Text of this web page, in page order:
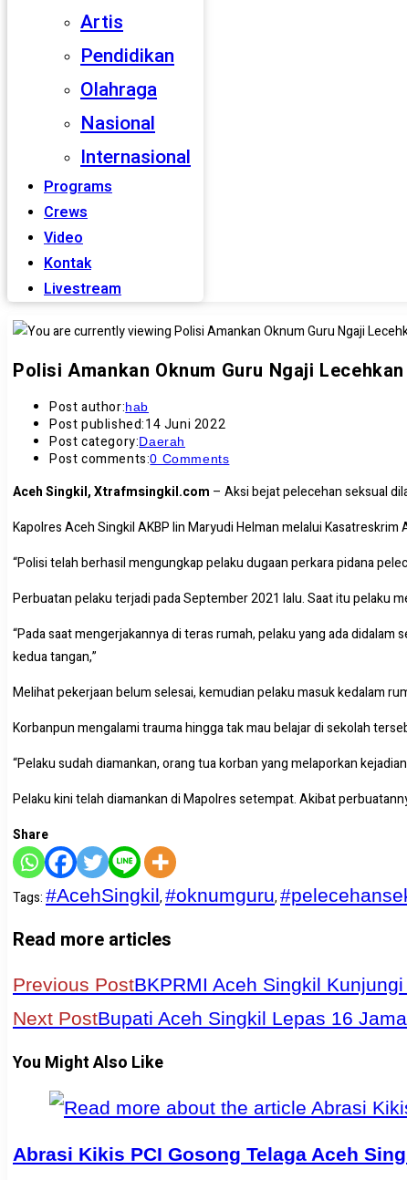
Artis
Pendidikan
Olahraga
Nasional
Internasional
Programs
Crews
Video
Kontak
Livestream
Polisi Amankan Oknum Guru Ngaji
Post author:hab
Post published:14 Juni 2022
Post category:Daerah
Post comments:0 Comments
Aceh Singkil, Xtrafmsingkil.com – Aksi bejat pelecehan seksual
Kapolres Aceh Singkil AKBP Iin Maryudi Helman melalui
“Polisi telah berhasil mengungkap pelaku dugaan perkara pidana
Perbuatan pelaku terjadi pada September 2021 lalu. Saat itu pelaku
“Pada saat mengerjakannya di teras rumah, pelaku yang ada
kedua tangan,”
Melihat pekerjaan belum selesai, kemudian pelaku masuk kedalam
Korbanpun mengalami trauma hingga tak mau belajar di sekolah
“Pelaku sudah diamankan, orang tua korban yang melaporkan
Pelaku kini telah diamankan di Mapolres setempat. Akibat
Share
Tags:#AcehSingkil,#oknumguru,
Read more articles
Previous PostBKPRMI Aceh Singkil
Next PostBupati Aceh Singkil Lepas 16
You Might Also Like
Abrasi Kikis PCI Gosong Telaga Aceh